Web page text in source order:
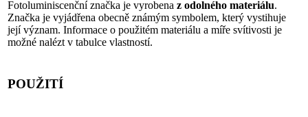
Fotoluminiscenční značka je vyrobena z odolného materiálu.
Značka je vyjádřena obecně známým symbolem, který vystihuje
její význam. Informace o použitém materiálu a míře svítivosti je
možné nalézt v tabulce vlastností.
POUŽITÍ